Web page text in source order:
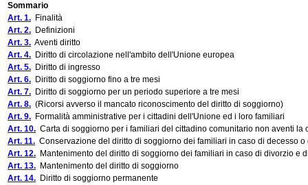
Sommario
Art. 1. Finalità
Art. 2. Definizioni
Art. 3. Aventi diritto
Art. 4. Diritto di circolazione nell'ambito dell'Unione europea
Art. 5. Diritto di ingresso
Art. 6. Diritto di soggiorno fino a tre mesi
Art. 7. Diritto di soggiorno per un periodo superiore a tre mesi
Art. 8. (Ricorsi avverso il mancato riconoscimento del diritto di soggiorno)
Art. 9. Formalità amministrative per i cittadini dell'Unione ed i loro familiari
Art. 10. Carta di soggiorno per i familiari del cittadino comunitario non aventi
Art. 11. Conservazione del diritto di soggiorno dei familiari in caso di decesso
Art. 12. Mantenimento del diritto di soggiorno dei familiari in caso di divorzio e
Art. 13. Mantenimento del diritto di soggiorno
Art. 14. Diritto di soggiorno permanente